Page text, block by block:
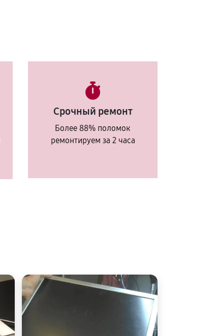
Срочный ремонт
Более 88% поломок
ремонтируем за 2 часа